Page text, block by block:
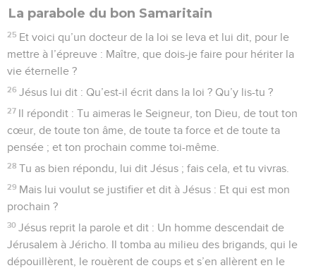
La parabole du bon Samaritain
25 Et voici qu’un docteur de la loi se leva et lui dit, pour le
mettre à l’épreuve : Maître, que dois-je faire pour hériter la
vie éternelle ?
26 Jésus lui dit : Qu’est-il écrit dans la loi ? Qu’y lis-tu ?
27 Il répondit : Tu aimeras le Seigneur, ton Dieu, de tout ton
cœur, de toute ton âme, de toute ta force et de toute ta
pensée ; et ton prochain comme toi-même.
28 Tu as bien répondu, lui dit Jésus ; fais cela, et tu vivras.
29 Mais lui voulut se justifier et dit à Jésus : Et qui est mon
prochain ?
30 Jésus reprit la parole et dit : Un homme descendait de
Jérusalem à Jéricho. Il tomba au milieu des brigands, qui le
dépouillèrent, le rouèrent de coups et s’en allèrent en le